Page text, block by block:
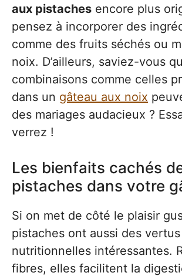
aux pistaches encore plus
pensez à incorporer des
comme des fruits séchés ou
noix. D’ailleurs, saviez-vous
combinaisons comme celles
dans un gâteau aux noix
des mariages audacieux ?
verrez !
Les bienfaits cachés
pistaches dans votre
Si on met de côté le plaisir
pistaches ont aussi des vertus
nutritionnelles intéressantes.
fibres, elles facilitent la